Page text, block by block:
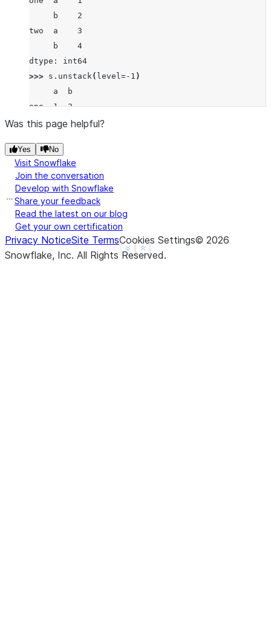
     b    2
two  a    3
     b    4
dtype: int64
>>> s . unstack( level=- 1 )
     a  b
one  1  2
two  3  4
   one  two
a    1    3
b    2    4
Show less
See more
Was this page helpful?
Yes No
Visit Snowflake
Join the conversation
Develop with Snowflake
Share your feedback
Read the latest on our blog
Get your own certification
Privacy NoticeSite TermsCookies Settings© 2026
Snowflake, Inc. All Rights Reserved.